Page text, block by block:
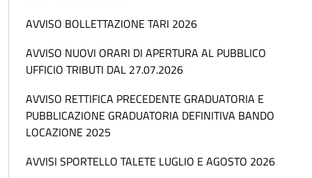
AVVISO BOLLETTAZIONE TARI 2026
AVVISO NUOVI ORARI DI APERTURA AL PUBBLICO
UFFICIO TRIBUTI DAL 27.07.2026
AVVISO RETTIFICA PRECEDENTE GRADUATORIA E
PUBBLICAZIONE GRADUATORIA DEFINITIVA BANDO
LOCAZIONE 2025
AVVISI SPORTELLO TALETE LUGLIO E AGOSTO 2026